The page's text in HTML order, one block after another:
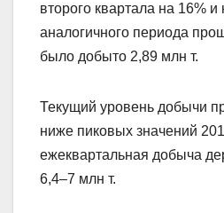
второго квартала на 16%
аналогичного периода
было добыто 2,89 млн т.
Текущий уровень добычи
ниже пиковых значений
ежеквартальная добыча
6,4–7 млн т.